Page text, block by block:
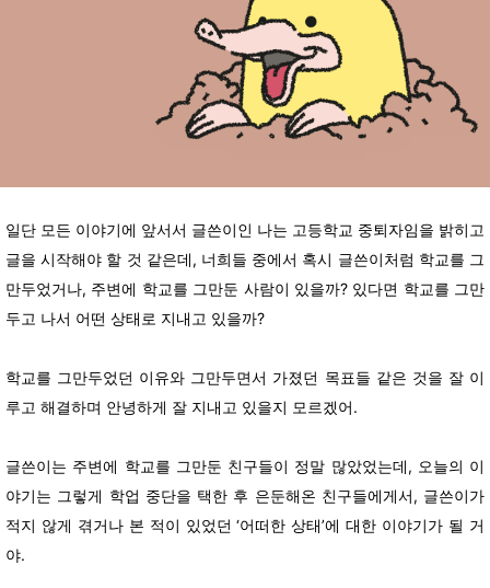
일단 모든 이야기에 앞서서 글쓴이인 나는 고등학교 중퇴자임을 밝히고
글을 시작해야 할 것 같은데, 너희들 중에서 혹시 글쓴이처럼 학교를 그
만두었거나, 주변에 학교를 그만둔 사람이 있을까? 있다면 학교를 그만
두고 나서 어떤 상태로 지내고 있을까?
학교를 그만두었던 이유와 그만두면서 가졌던 목표들 같은 것을 잘 이
루고 해결하며 안녕하게 잘 지내고 있을지 모르겠어.
글쓴이는 주변에 학교를 그만둔 친구들이 정말 많았었는데, 오늘의 이
야기는 그렇게 학업 중단을 택한 후 은둔해온 친구들에게서, 글쓴이가
적지 않게 겪거나 본 적이 있었던 ‘어떠한 상태’에 대한 이야기가 될 거
야.